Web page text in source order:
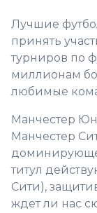
Лучшие
принять
турниров по
миллионам
любимые
Манчестер
Манчестер
титул
Сити),
ждет ли нас